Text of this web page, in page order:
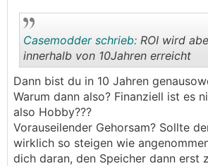
kann man sich schenken.
Bei der Stadtwohnung wird wohl
möglich sein, da Mehrparteien
..
Casemodder schrieb: ROI wird
innerhalb von 10Jahren erreicht
Dann bist du in 10 Jahren
Warum dann also? Finanziell ist es
also Hobby???
Vorauseilender Gehorsam? Sollte
wirklich so steigen wie
dich daran, den Speicher dann erst